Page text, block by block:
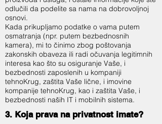
odlučili da podelite sa nama na dobrovoljnoj
osnovi.
Kada prikupljamo podatke o vama putem
osmatranja (npr. putem bezbednosnih
kamera), mi to činimo zbog poštovanja
zakonskih obaveza ili radi očuvanja legitimnih
interesa kao što su osiguranje Vaše, i
bezbednosti zaposlenih u kompaniji
tehnoKrug, zaštita Vaše lične, i imovine
kompanije tehnoKrug, kao i zaštita Vaše, i
bezbednosti naših IT i mobilnih sistema.
3. Koja prava na privatnost imate?